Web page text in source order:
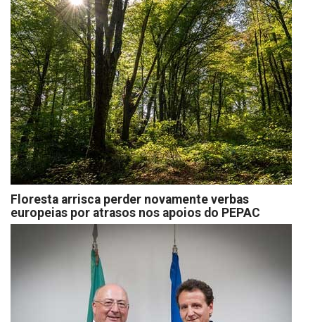
Floresta arrisca perder novamente verbas
europeias por atrasos nos apoios do PEPAC